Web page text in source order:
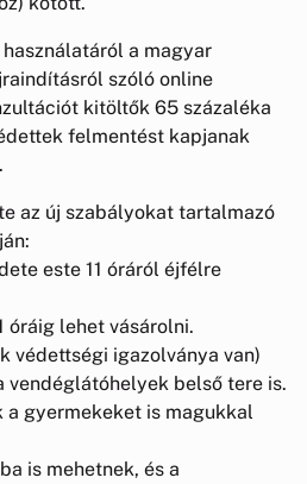
a magyar
szóló online
kitöltők 65 százaléka
felmentést kapjanak
az új szabályokat tartalmazó
este 11 óráról éjfélre
lehet vásárolni.
igazolványa van)
vendéglátóhelyek belső tere is.
a gyermekeket is magukkal
is mehetnek, és a